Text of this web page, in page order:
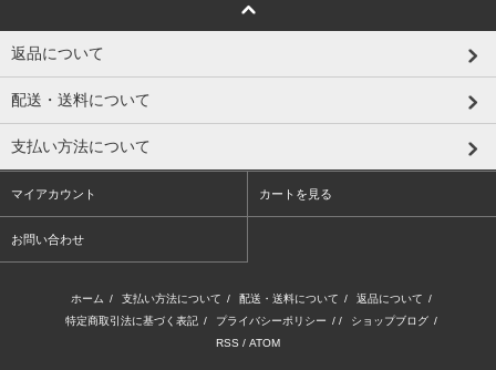
返品について
配送・送料について
支払い方法について
マイアカウント カートを見る
お問い合わせ
ホーム / 支払い方法について / 配送・送料について / 返品について /
特定商取引法に基づく表記 / プライバシーポリシー / / ショップブログ /
RSS / ATOM